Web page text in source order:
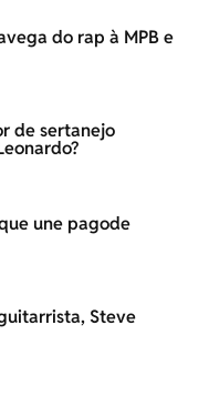
do rap à MPB e
de sertanejo
une pagode
Steve